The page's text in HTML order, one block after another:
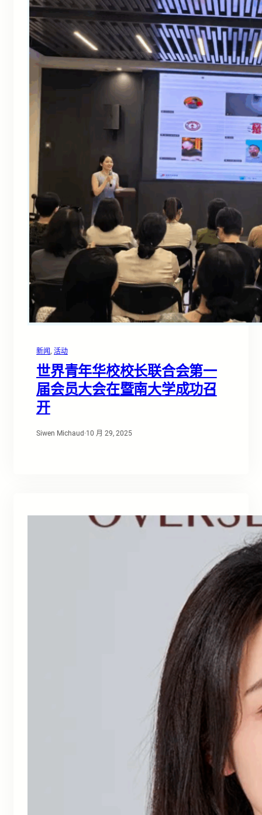
新闻, 活动
世界青年华校校长联合会第一
届会员大会在暨南大学成功召
开
Siwen Michaud ·10 月 29, 2025